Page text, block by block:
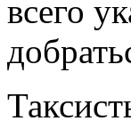
всего